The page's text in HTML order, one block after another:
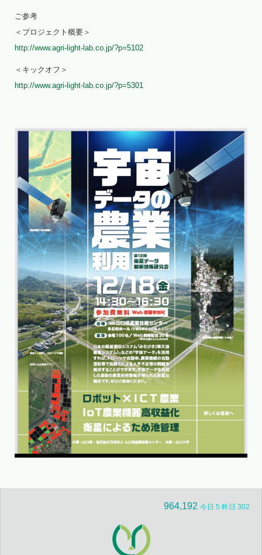
ご参考
＜プロジェクト概要＞
http://www.agri-light-lab.co.jp/?p=5102
＜キックオフ＞
http://www.agri-light-lab.co.jp/?p=5301
964,192 今日 5 昨日 302